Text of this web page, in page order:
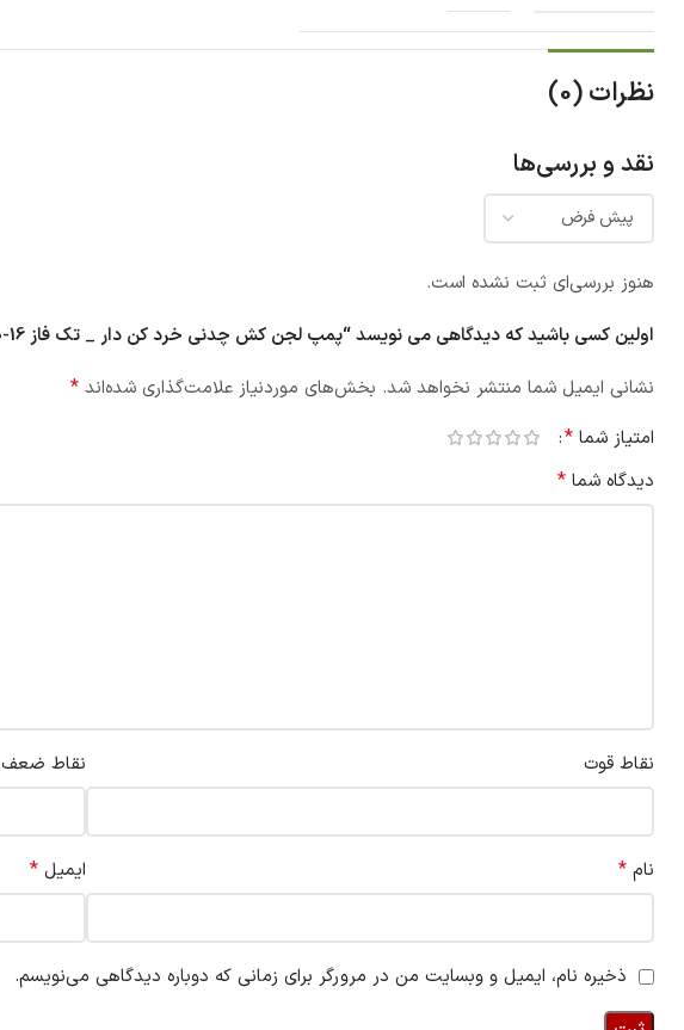
نظرات (0)
نقد و بررسی‌ها
هنوز بررسی‌ای ثبت نشده است.
اولین کسی باشید که دیدگاهی می نویسد “پمپ لجن کش چدنی خرد کن دار _ تک فاز SSH 50-16”
نشانی ایمیل شما منتشر نخواهد شد. بخش‌های موردنیاز علامت‌گذاری شده‌اند *
امتیاز شما *
دیدگاه شما *
نقاط قوت نقاط ضعف
نام * ایمیل *
ذخیره نام، ایمیل و وبسایت من در مرورگر برای زمانی که دوباره دیدگاهی می‌نویسم.